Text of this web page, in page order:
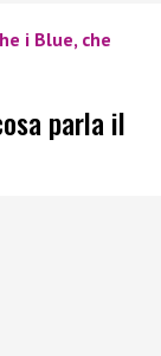
i Blue, che
parla il